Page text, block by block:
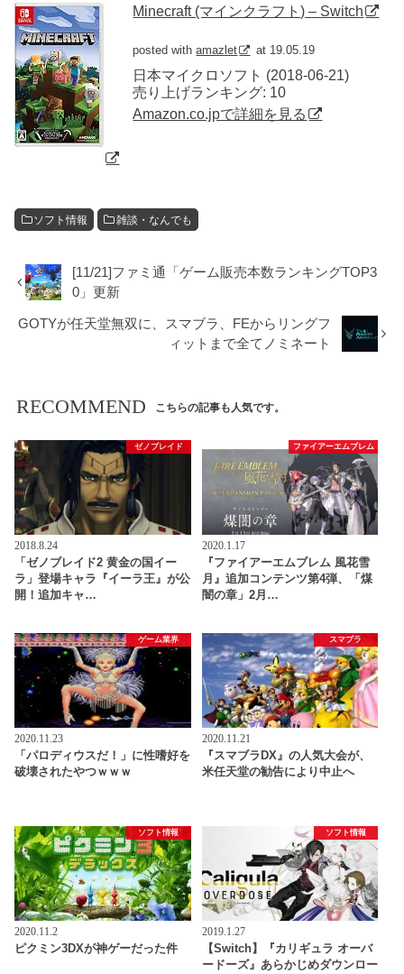
Minecraft (マインクラフト) – Switch
posted withamazlet at 19.05.19
日本マイクロソフト (2018-06-21)
売り上げランキング: 10
Amazon.co.jpで詳細を見る
ソフト情報 雑談・なんでも
[11/21]ファミ通「ゲーム販売本数ランキングTOP3
0」更新
GOTYが任天堂無双に、スマブラ、FEからリングフ
ィットまで全てノミネート
RECOMMEND こちらの記事も人気です。
ゼノブレイド
2018.8.24
「ゼノブレイド2 黄金の国イー
ラ」登場キャラ『イーラ王』が公
開！追加キャ…
ファイアーエムブレム
2020.1.17
『ファイアーエムブレム 風花雪
月』追加コンテンツ第4弾、「煤
闇の章」2月…
ゲーム業界
2020.11.23
「パロディウスだ！」に性嗜好を
破壊されたやつｗｗｗ
スマブラ
2020.11.21
『スマブラDX』の人気大会が、
米任天堂の勧告により中止へ
ソフト情報
2020.11.2
ピクミン3DXが神ゲーだった件
ソフト情報
2019.1.27
【Switch】『カリギュラ オーバ
ードーズ』あらかじめダウンロー